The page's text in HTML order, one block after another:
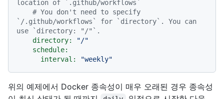
location of `.github/workflows`
# You don't need to specify
`/.github/workflows` for `directory`. You can
use `directory: "/"`.
directory:
"/"
schedule:
interval:
"weekly"
위의 예제에서 Docker 종속성이 매우 오래된 경우 종속성